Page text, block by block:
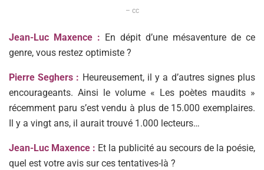
– cc
Jean-Luc Maxence : En dépit d’une mésaventure de ce
genre, vous restez optimiste ?
Pierre Seghers : Heureusement, il y a d’autres signes plus
encourageants. Ainsi le volume « Les poètes maudits »
récemment paru s’est vendu à plus de 15.000 exemplaires.
Il y a vingt ans, il aurait trouvé 1.000 lecteurs…
Jean-Luc Maxence : Et la publicité au secours de la poésie,
quel est votre avis sur ces tentatives-là ?